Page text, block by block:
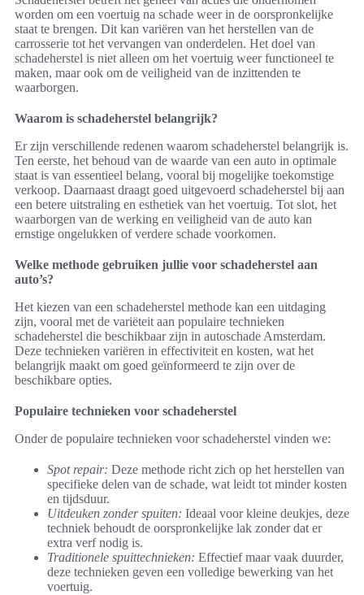
worden om een voertuig na schade weer in de oorspronkelijke
staat te brengen. Dit kan variëren van het herstellen van de
carrosserie tot het vervangen van onderdelen. Het doel van
schadeherstel is niet alleen om het voertuig weer functioneel te
maken, maar ook om de veiligheid van de inzittenden te
waarborgen.
Waarom is schadeherstel belangrijk?
Er zijn verschillende redenen waarom schadeherstel belangrijk is.
Ten eerste, het behoud van de waarde van een auto in optimale
staat is van essentieel belang, vooral bij mogelijke toekomstige
verkoop. Daarnaast draagt goed uitgevoerd schadeherstel bij aan
een betere uitstraling en esthetiek van het voertuig. Tot slot, het
waarborgen van de werking en veiligheid van de auto kan
ernstige ongelukken of verdere schade voorkomen.
Welke methode gebruiken jullie voor schadeherstel aan
auto’s?
Het kiezen van een schadeherstel methode kan een uitdaging
zijn, vooral met de variëteit aan populaire technieken
schadeherstel die beschikbaar zijn in autoschade Amsterdam.
Deze technieken variëren in effectiviteit en kosten, wat het
belangrijk maakt om goed geïnformeerd te zijn over de
beschikbare opties.
Populaire technieken voor schadeherstel
Onder de populaire technieken voor schadeherstel vinden we:
Spot repair: Deze methode richt zich op het herstellen van
specifieke delen van de schade, wat leidt tot minder kosten
en tijdsduur.
Uitdeuken zonder spuiten: Ideaal voor kleine deukjes, deze
techniek behoudt de oorspronkelijke lak zonder dat er
extra verf nodig is.
Traditionele spuittechnieken: Effectief maar vaak duurder,
deze technieken geven een volledige bewerking van het
voertuig.